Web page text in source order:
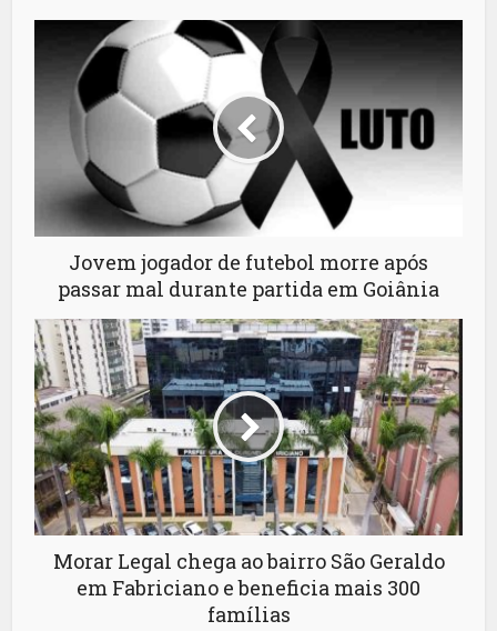
Jovem jogador de futebol morre após
passar mal durante partida em Goiânia
Morar Legal chega ao bairro São Geraldo
em Fabriciano e beneficia mais 300
famílias